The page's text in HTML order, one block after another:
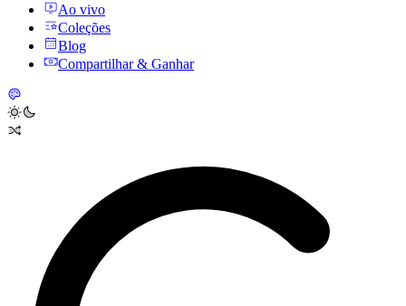
Ao vivo
Coleções
Blog
Compartilhar & Ganhar